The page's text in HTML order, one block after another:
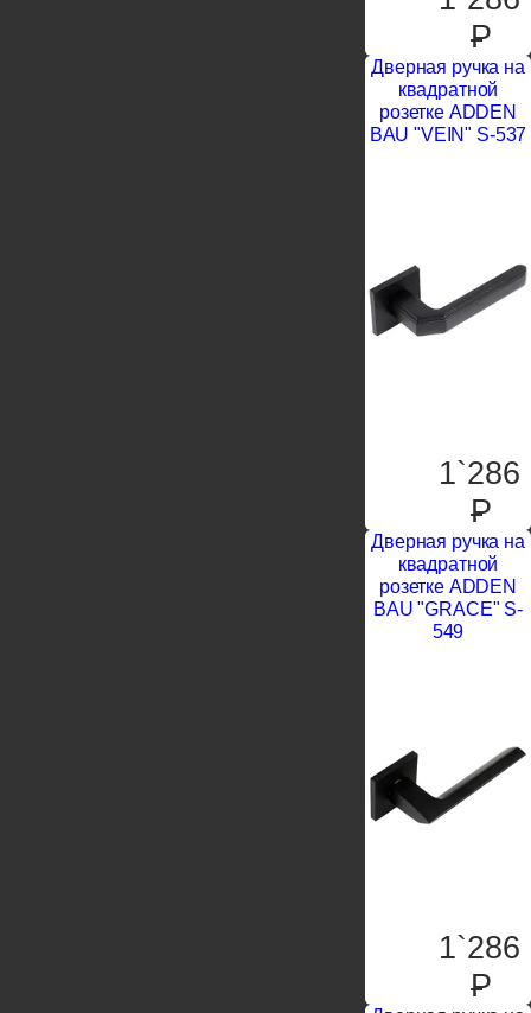
P
Дверная ручка на
квадратной
розетке ADDEN
BAU "VEIN" S-537
1`286
P
Дверная ручка на
квадратной
розетке ADDEN
BAU "GRACE" S-
549
1`286
P